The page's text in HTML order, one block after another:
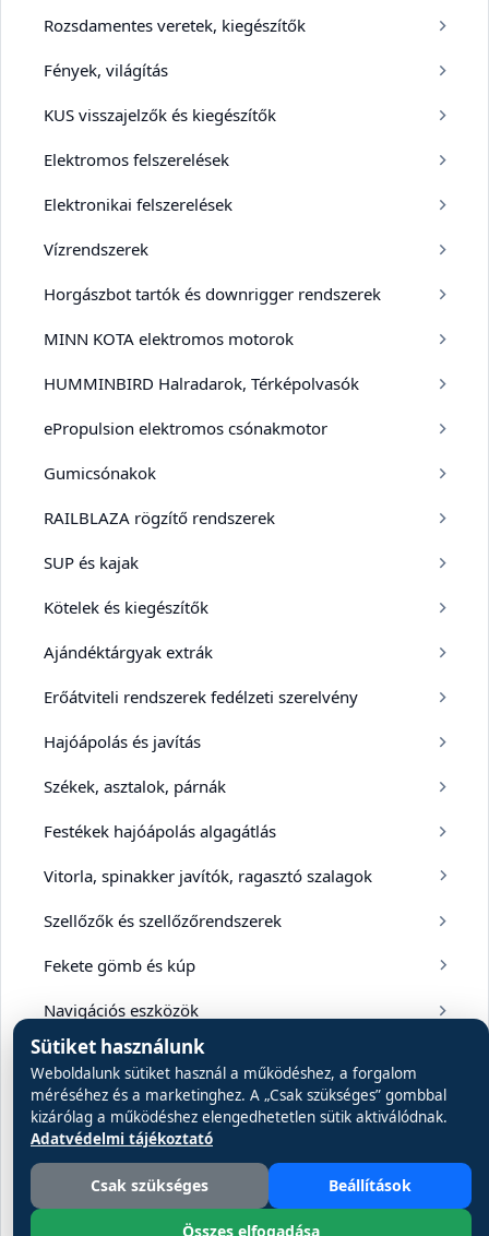
Rozsdamentes veretek, kiegészítők
Fények, világítás
KUS visszajelzők és kiegészítők
Elektromos felszerelések
Elektronikai felszerelések
Vízrendszerek
Horgászbot tartók és downrigger rendszerek
MINN KOTA elektromos motorok
HUMMINBIRD Halradarok, Térképolvasók
ePropulsion elektromos csónakmotor
Gumicsónakok
RAILBLAZA rögzítő rendszerek
SUP és kajak
Kötelek és kiegészítők
Ajándéktárgyak extrák
Erőátviteli rendszerek fedélzeti szerelvény
Hajóápolás és javítás
Székek, asztalok, párnák
Festékek hajóápolás algagátlás
Vitorla, spinakker javítók, ragasztó szalagok
Szellőzők és szellőzőrendszerek
Fekete gömb és kúp
Navigációs eszközök
WC
Vízisí, wakeboard, kneeboard, tube
Hidraulikus kormányművek tartozékok
Matricák, dekorcsíkok
Sütiket használunk
Weboldalunk sütiket használ a működéshez, a forgalom
méréséhez és a marketinghez. A „Csak szükséges” gombbal
kizárólag a működéshez elengedhetetlen sütik aktiválódnak.
Adatvédelmi tájékoztató
Csak szükséges Beállítások
Összes elfogadása